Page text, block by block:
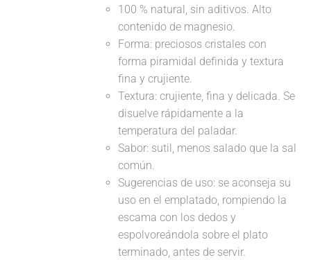
100 % natural, sin aditivos. Alto
contenido de magnesio.
Forma: preciosos cristales con
forma piramidal definida y textura
fina y crujiente.
Textura: crujiente, fina y delicada. Se
disuelve rápidamente a la
temperatura del paladar.
Sabor: sutil, menos salado que la sal
común.
Sugerencias de uso: se aconseja su
uso en el emplatado, rompiendo la
escama con los dedos y
espolvoreándola sobre el plato
terminado, antes de servir.